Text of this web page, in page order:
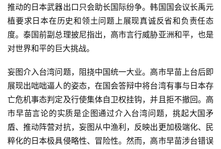
推动的日本武器出口只会助长国际纷争。韩国国会议长禹元
植要求日本在历史和领土问题上展现真诚反省和负责任态
度。泰国前副总理披尼指出，高市言行威胁亚洲和平，也是
对世界和平的巨大挑战。
妄图介入台湾问题，阻挠中国统一大业。高市早苗上台后即
展现出咄咄逼人的姿态，在国会答辩中将台湾有事与日本存
亡危机事态判定及行使集体自卫权挂钩，并且拒不撤回。高
市早苗言论的实质是企图通过介入台湾问题，挑起大国矛
盾、推动阵营对抗，妄图从中渔利，反映出更加极端化、民
粹化的日本极具侵略性、冒险性。然而，高市早苗涉台错误